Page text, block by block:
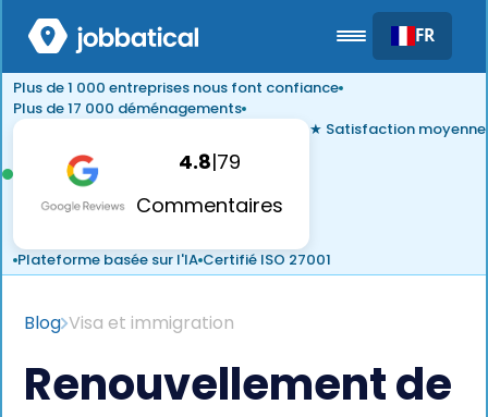
FR
Plus de 1 000 entreprises nous font confiance
Plus de 17 000 déménagements
4.8|79
Commentaires
★ Satisfaction moyenne
Plateforme basée sur l'IA Certifié ISO 27001
Blog Visa et immigration
Renouvellement de